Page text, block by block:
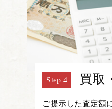
買取
ご提示した査定額